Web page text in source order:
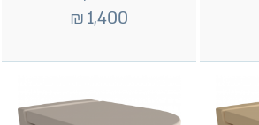
1,400
₪